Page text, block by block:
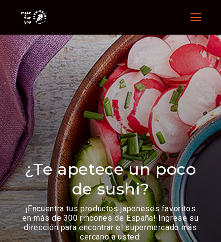
Menu
¿Te apetece un poco
de sushi?
¡Encuentra tus productos japoneses favoritos
en más de 300 rincones de España!Ingrese su
dirección para encontrar el supermercado más
cercano a usted: